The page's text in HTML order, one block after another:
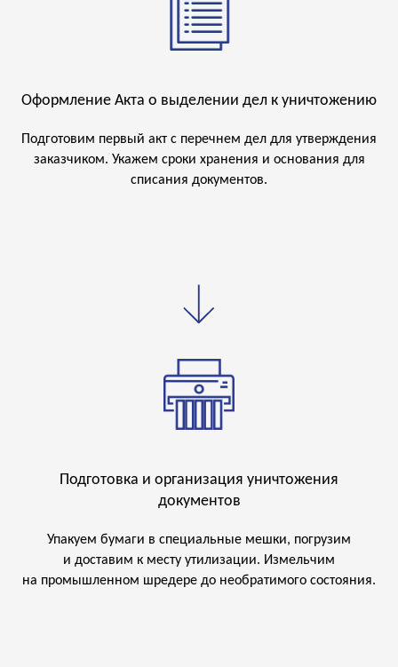
Оформление Акта о выделении дел к уничтожению
Подготовим первый акт с перечнем дел для утверждения
заказчиком. Укажем сроки хранения и основания для
списания документов.
Подготовка и организация уничтожения
документов
Упакуем бумаги в специальные мешки, погрузим
и доставим к месту утилизации. Измельчим
на промышленном шредере до необратимого состояния.